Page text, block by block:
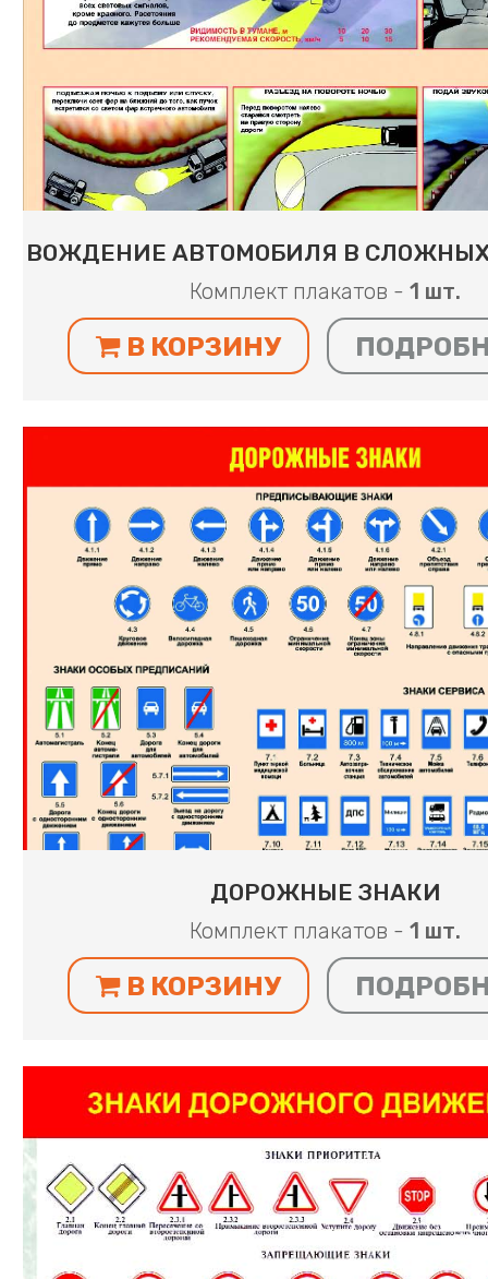
ВОЖДЕНИЕ АВТОМОБИЛЯ В
Комплект плакатов - 1 шт.
В КОРЗИНУ
ДОРОЖНЫЕ ЗНАКИ
Комплект плакатов - 1 шт.
В КОРЗИНУ